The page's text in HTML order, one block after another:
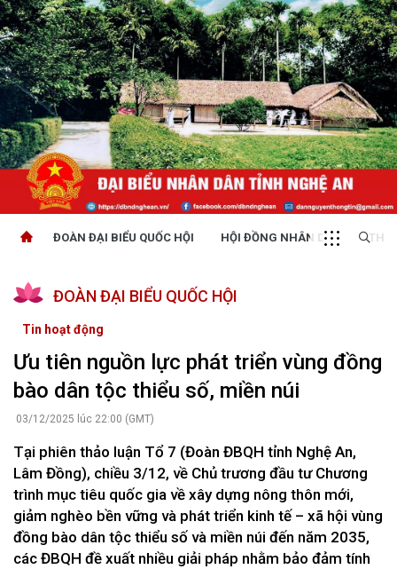
ĐOÀN ĐẠI BIỂU QUỐC HỘI HỘI ĐỒNG NHÂN DÂN
ĐOÀN ĐẠI BIỂU QUỐC HỘI
Tin hoạt động
Ưu tiên nguồn lực phát triển vùng đồng
bào dân tộc thiểu số, miền núi
03/12/2025 lúc 22:00 (GMT)
Tại phiên thảo luận Tổ 7 (Đoàn ĐBQH tỉnh Nghệ An,
Lâm Đồng), chiều 3/12, về Chủ trương đầu tư Chương
trình mục tiêu quốc gia về xây dựng nông thôn mới,
giảm nghèo bền vững và phát triển kinh tế – xã hội vùng
đồng bào dân tộc thiểu số và miền núi đến năm 2035,
các ĐBQH đề xuất nhiều giải pháp nhằm bảo đảm tính